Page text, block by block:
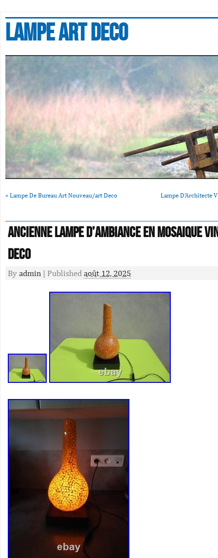
Lampe art deco
« Lampe De Bureau Art Nouveau/art Deco Lampe D’Architecte
Ancienne lampe d’ambiance en mosaique
deco
By admin | Published août 12, 2025